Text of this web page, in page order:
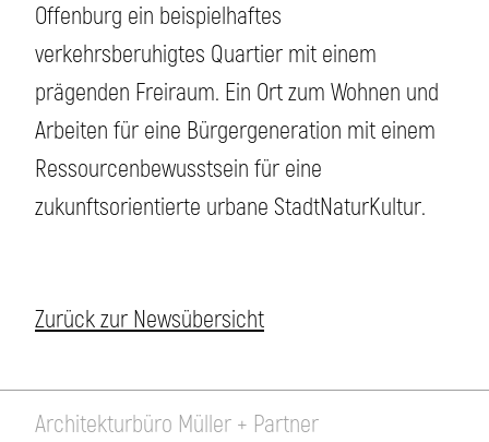
Offenburg ein beispielhaftes
verkehrsberuhigtes Quartier mit einem
prägenden Freiraum. Ein Ort zum Wohnen und
Arbeiten für eine Bürgergeneration mit einem
Ressourcenbewusstsein für eine
zukunftsorientierte urbane StadtNaturKultur.
Zurück zur Newsübersicht
Architekturbüro Müller + Partner